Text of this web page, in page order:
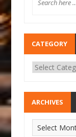
CATEGORY
ARCHIVES